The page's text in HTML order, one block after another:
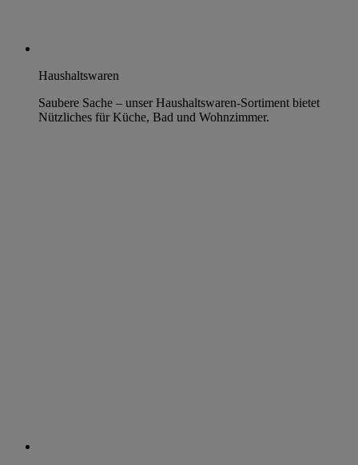
Haushaltswaren
Saubere Sache – unser Haushaltswaren-Sortiment bietet
Nützliches für Küche, Bad und Wohnzimmer.